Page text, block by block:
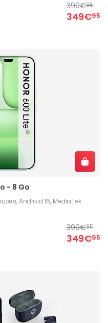
399€95
349€95
- 8 Go
Android 16, MediaTek
399€95
349€95